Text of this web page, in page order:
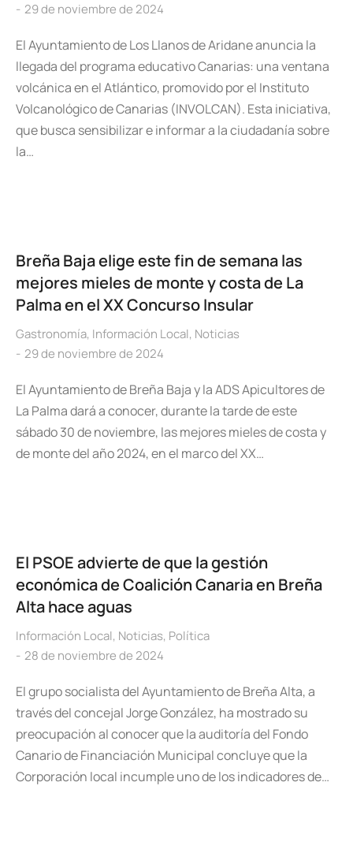
29 de noviembre de 2024
El Ayuntamiento de Los Llanos de Aridane anuncia la
llegada del programa educativo Canarias: una ventana
volcánica en el Atlántico, promovido por el Instituto
Volcanológico de Canarias (INVOLCAN). Esta iniciativa,
que busca sensibilizar e informar a la ciudadanía sobre
la…
Breña Baja elige este fin de semana las
mejores mieles de monte y costa de La
Palma en el XX Concurso Insular
Gastronomía, Información Local, Noticias
29 de noviembre de 2024
El Ayuntamiento de Breña Baja y la ADS Apicultores de
La Palma dará a conocer, durante la tarde de este
sábado 30 de noviembre, las mejores mieles de costa y
de monte del año 2024, en el marco del XX…
El PSOE advierte de que la gestión
económica de Coalición Canaria en Breña
Alta hace aguas
Información Local, Noticias, Política
28 de noviembre de 2024
El grupo socialista del Ayuntamiento de Breña Alta, a
través del concejal Jorge González, ha mostrado su
preocupación al conocer que la auditoría del Fondo
Canario de Financiación Municipal concluye que la
Corporación local incumple uno de los indicadores de…